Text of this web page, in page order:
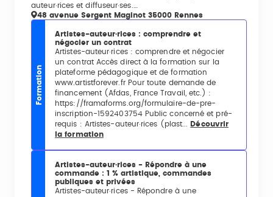
auteur·rices et diffuseur·ses.…
48 avenue Sergent Maginot 35000 Rennes
Formation
Artistes-auteur·rices : comprendre et
négocier un contrat
Artistes-auteur·rices : comprendre et négocier
un contrat Accès direct à la formation sur la
plateforme pédagogique et de formation
www.artistforever.fr Pour toute demande de
financement (Afdas, France Travail, etc.) :
https://framaforms.org/formulaire-de-pre-
inscription-1592403754 Public concerné et pré-
requis : Artistes-auteur·rices (plast...
Découvrir
la formation
Artistes-auteur·rices - Répondre à une
commande : 1 % artistique, commandes
publiques et privées
Artistes-auteur·rices - Répondre à une